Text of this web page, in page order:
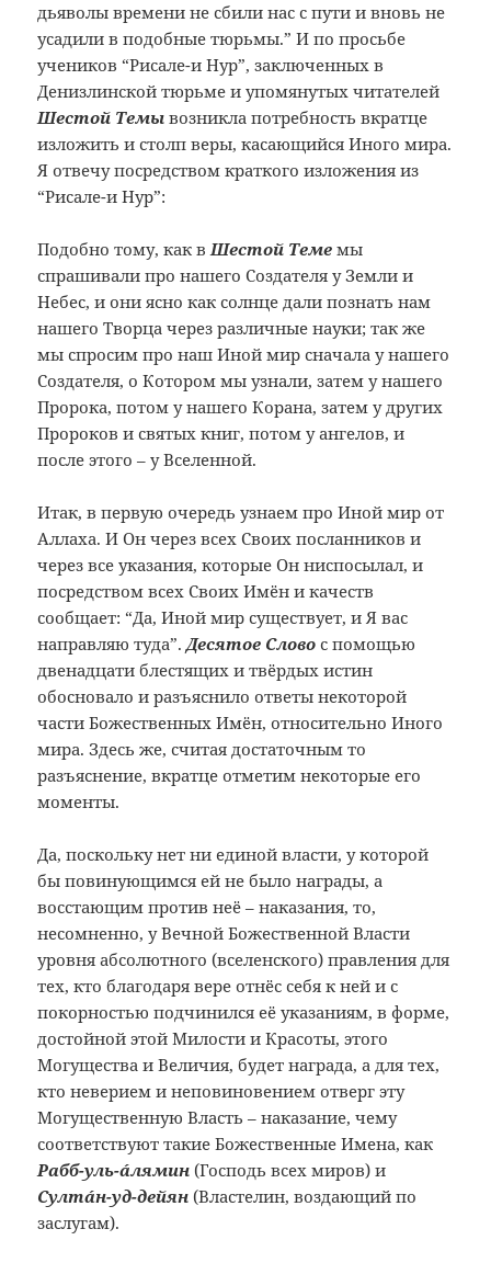
дьяволы времени не сбили нас с пути и вновь не
усадили в подобные тюрьмы.” И по просьбе
учеников “Рисале-и Нур”, заключенных в
Денизлинской тюрьме и упомянутых читателей
Шестой Темы возникла потребность вкратце
изложить и столп веры, касающийся Иного мира.
Я отвечу посредством краткого изложения из
“Рисале-и Нур”:
Подобно тому, как вШестой Теме мы
спрашивали про нашего Создателя у Земли и
Небес, и они ясно как солнце дали познать нам
нашего Творца через различные науки; так же
мы спросим про наш Иной мир сначала у нашего
Создателя, о Котором мы узнали, затем у нашего
Пророка, потом у нашего Корана, затем у других
Пророков и святых книг, потом у ангелов, и
после этого – у Вселенной.
Итак, в первую очередь узнаем про Иной мир от
Аллаха. И Он через всех Своих посланников и
через все указания, которые Он ниспосылал, и
посредством всех Своих Имён и качеств
сообщает: “Да, Иной мир существует, и Я вас
направляю туда”.Десятое Слово с помощью
двенадцати блестящих и твёрдых истин
обосновало и разъяснило ответы некоторой
части Божественных Имён, относительно Иного
мира. Здесь же, считая достаточным то
разъяснение, вкратце отметим некоторые его
моменты.
Да, поскольку нет ни единой власти, у которой
бы повинующимся ей не было награды, а
восстающим против неё – наказания, то,
несомненно, у Вечной Божественной Власти
уровня абсолютного (вселенского) правления для
тех, кто благодаря вере отнёс себя к ней и с
покорностью подчинился её указаниям, в форме,
достойной этой Милости и Красоты, этого
Могущества и Величия, будет награда, а для тех,
кто неверием и неповиновением отверг эту
Могущественную Власть – наказание, чему
соответствуют такие Божественные Имена, как
Рабб-уль-áлямин (Господь всех миров) и
Султáн-уд-дейян (Властелин, воздающий по
заслугам).